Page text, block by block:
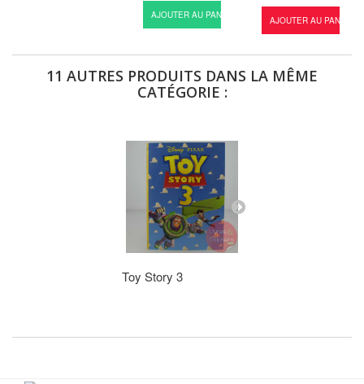
AJOUTER AU PANIER AJOUTER AU PANIER
11 AUTRES PRODUITS DANS LA MÊME
CATÉGORIE :
Toy Story 3